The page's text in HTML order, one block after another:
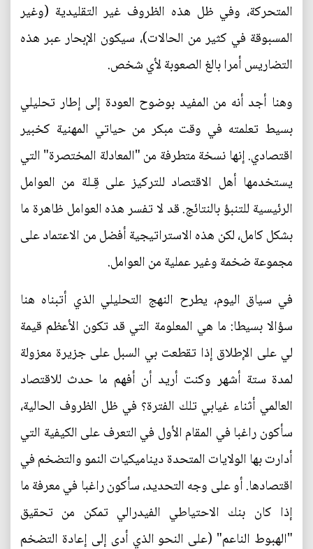
المتحركة، وفي ظل هذه الظروف غير التقليدية (وغير
المسبوقة في كثير من الحالات)، سيكون الإبحار عبر هذه
التضاريس أمرا بالغ الصعوبة لأي شخص.
وهنا أجد أنه من المفيد بوضوح العودة إلى إطار تحليلي
بسيط تعلمته في وقت مبكر من حياتي المهنية كخبير
اقتصادي. إنها نسخة متطرفة من "المعادلة المختصرة" التي
يستخدمها أهل الاقتصاد للتركيز على قِـلة من العوامل
الرئيسية للتنبؤ بالنتائج. قد لا تفسر هذه العوامل ظاهرة ما
بشكل كامل، لكن هذه الاستراتيجية أفضل من الاعتماد على
مجموعة ضخمة وغير عملية من العوامل.
في سياق اليوم، يطرح النهج التحليلي الذي أتبناه هنا
سؤالا بسيطا: ما هي المعلومة التي قد تكون الأعظم قيمة
لي على الإطلاق إذا تقطعت بي السبل على جزيرة معزولة
لمدة ستة أشهر وكنت أريد أن أفهم ما حدث للاقتصاد
العالمي أثناء غيابي تلك الفترة؟ في ظل الظروف الحالية،
سأكون راغبا في المقام الأول في التعرف على الكيفية التي
أدارت بها الولايات المتحدة ديناميكيات النمو والتضخم في
اقتصادها. أو على وجه التحديد، سأكون راغبا في معرفة ما
إذا كان بنك الاحتياطي الفيدرالي تمكن من تحقيق
"الهبوط الناعم" (على النحو الذي أدى إلى إعادة التضخم